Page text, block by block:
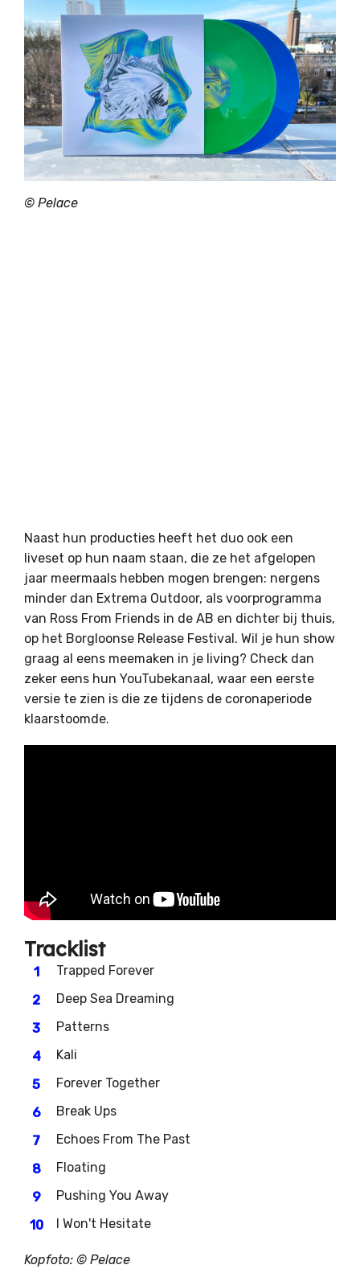
© Pelace
Naast hun producties heeft het duo ook een
liveset op hun naam staan, die ze het afgelopen
jaar meermaals hebben mogen brengen: nergens
minder dan Extrema Outdoor, als voorprogramma
van Ross From Friends in de AB en dichter bij thuis,
op het Borgloonse Release Festival. Wil je hun show
graag al eens meemaken in je living? Check dan
zeker eens hun YouTubekanaal, waar een eerste
versie te zien is die ze tijdens de coronaperiode
klaarstoomde.
Tracklist
Trapped Forever
Deep Sea Dreaming
Patterns
Kali
Forever Together
Break Ups
Echoes From The Past
Floating
Pushing You Away
I Won't Hesitate
Kopfoto: © Pelace